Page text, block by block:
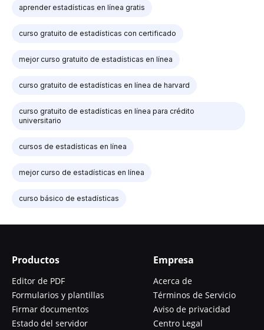
aprender estadísticas en línea gratis
curso gratuito de estadísticas con certificado
mejor curso gratuito de estadísticas en línea
curso gratuito de estadísticas en línea de harvard
curso gratuito de estadísticas en línea para crédito
universitario
cursos de estadísticas en línea
mejor curso de estadísticas en línea
curso básico de estadísticas
Productos
Editor de PDF
Formularios y plantillas
Firmar documentos
Estado del servidor
Empresa
Acerca de
Términos de Servicio
Aviso de privacidad
Centro Legal